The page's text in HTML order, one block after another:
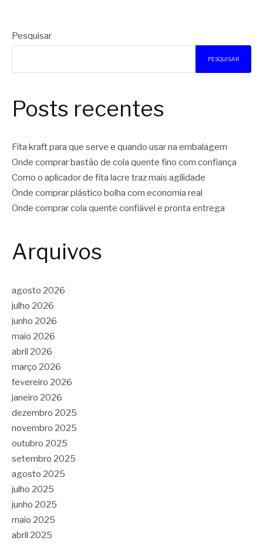
Pesquisar
PESQUISAR
Posts recentes
Fita kraft para que serve e quando usar na embalagem
Onde comprar bastão de cola quente fino com confiança
Como o aplicador de fita lacre traz mais agilidade
Onde comprar plástico bolha com economia real
Onde comprar cola quente confiável e pronta entrega
Arquivos
agosto 2026
julho 2026
junho 2026
maio 2026
abril 2026
março 2026
fevereiro 2026
janeiro 2026
dezembro 2025
novembro 2025
outubro 2025
setembro 2025
agosto 2025
julho 2025
junho 2025
maio 2025
abril 2025